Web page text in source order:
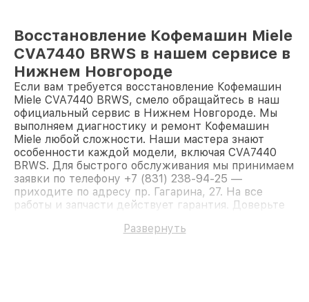
Восстановление Кофемашин Miele
CVA7440 BRWS в нашем сервисе в
Нижнем Новгороде
Если вам требуется восстановление Кофемашин
Miele CVA7440 BRWS, смело обращайтесь в наш
официальный сервис в Нижнем Новгороде. Мы
выполняем диагностику и ремонт Кофемашин
Miele любой сложности. Наши мастера знают
особенности каждой модели, включая CVA7440
BRWS. Для быстрого обслуживания мы принимаем
заявки по телефону +7 (831) 238-94-25 —
приходите по адресу пр. Гагарина, 27. На все
работы и запчасти действует гарантия. Доверьте
Развернуть